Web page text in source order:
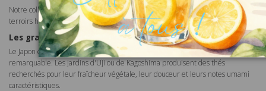
Notre collection rassemble certains des plus beaux thés issus des grands
terroirs historiques d'Asie.
Les grands crus du Japon
Le Japon est reconnu pour ses thés verts d'une précision aromatique
remarquable. Les jardins d'Uji ou de Kagoshima produisent des thés
recherchés pour leur fraîcheur végétale, leur douceur et leurs notes umami
caractéristiques.